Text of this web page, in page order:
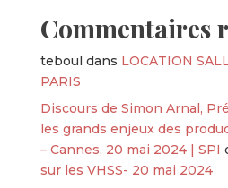
Commentaires
teboul dans LOCATION
PARIS
Discours de Simon Arnal,
les grands enjeux des
– Cannes, 20 mai 2024 | SPI
sur les VHSS- 20 mai 2024